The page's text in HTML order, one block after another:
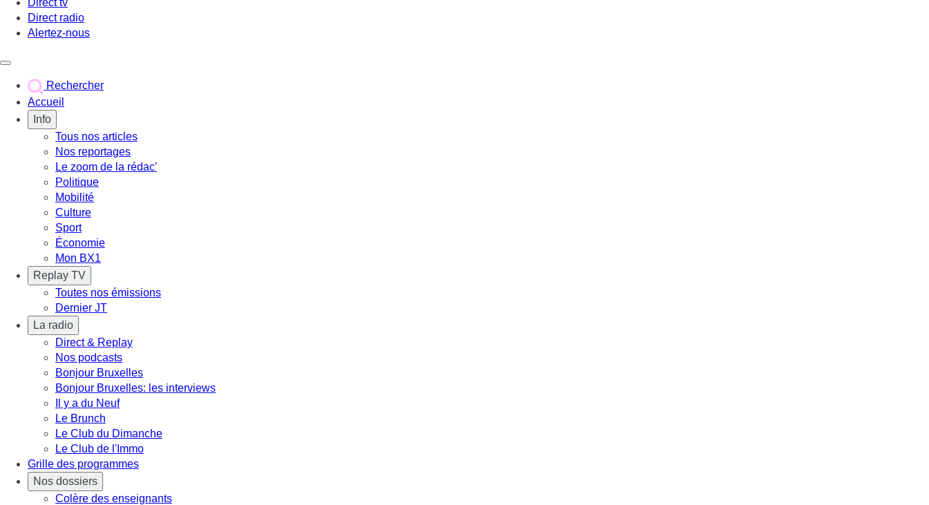
Direct tv
Direct radio
Alertez-nous
Rechercher
Accueil
Info
Tous nos articles
Nos reportages
Le zoom de la rédac'
Politique
Mobilité
Culture
Sport
Économie
Mon BX1
Replay TV
Toutes nos émissions
Dernier JT
La radio
Direct & Replay
Nos podcasts
Bonjour Bruxelles
Bonjour Bruxelles: les interviews
Il y a du Neuf
Le Brunch
Le Club du Dimanche
Le Club de l'Immo
Grille des programmes
Nos dossiers
Colère des enseignants